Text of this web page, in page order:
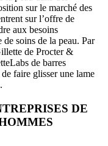
sur le marché des
sur l’offre de
aux besoins
de soins de la peau. Par
de Procter &
de barres
faire glisser une lame
DE